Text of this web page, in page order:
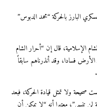
البارز بالحركة “محمد الدبوس”
الإسلامية، قال إن “أحرار الشام
فسادا، وقد أنذرناهم سابقاً
ولا تمثل قيادة الحركة، فبعد